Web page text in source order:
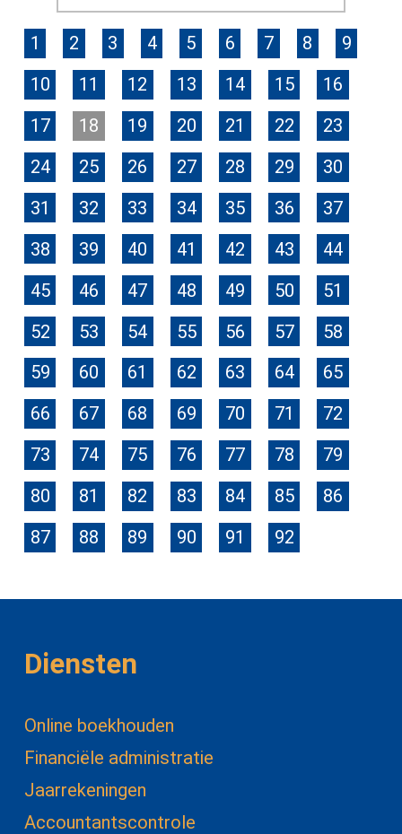
1 2 3 4 5 6 7 8
9
10
11 12 13 14 15
16
17
18 19 20 21 22
23
24
25 26 27 28 29
30
31
32 33 34 35 36
37
38
39 40 41 42 43
44
45
46 47 48 49 50
51
52
53 54 55 56 57
58
59
60 61 62 63 64
65
66
67 68 69 70 71
72
73
74 75 76 77 78
79
80
81 82 83 84 85
86
87
88 89 90 91 92
Diensten
Online boekhouden
Financiële administratie
Jaarrekeningen
Accountantscontrole